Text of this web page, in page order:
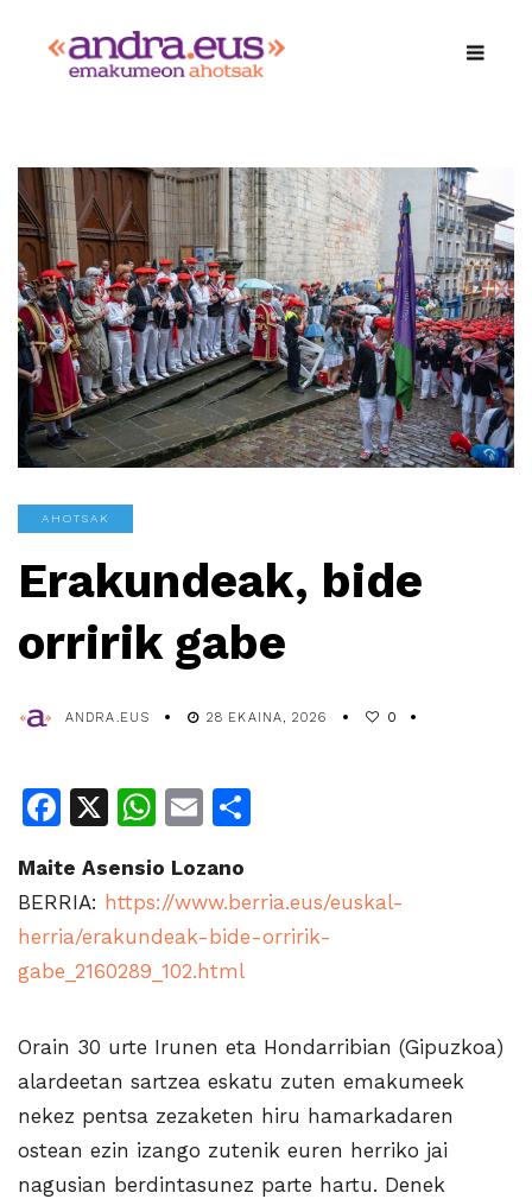
AHOTSAK
Erakundeak, bide
orririk gabe
ANDRA.EUS 28 EKAINA, 2026 0
Facebook
X WhatsApp
Email
Maite Asensio Lozano
BERRIA: https://www.berria.eus/euskal-
herria/erakundeak-bide-orririk-
gabe_2160289_102.html
Orain 30 urte Irunen eta Hondarribian (Gipuzkoa)
alardeetan sartzea eskatu zuten emakumeek
nekez pentsa zezaketen hiru hamarkadaren
ostean ezin izango zutenik euren herriko jai
nagusian berdintasunez parte hartu. Denek